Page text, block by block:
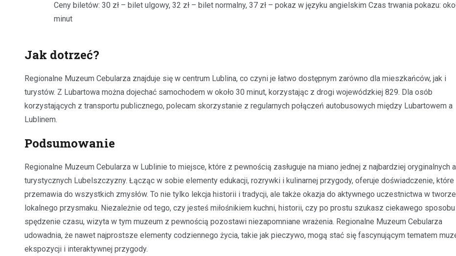
Ceny biletów: 30 zł – bilet ulgowy, 32 zł – bilet normalny, 37 zł – pokaz w języku angielskim Czas trwania pokazu:
minut
Jak dotrzeć?
Regionalne Muzeum Cebularza znajduje się w centrum Lublina, co czyni je łatwo dostępnym zarówno dla mieszkańców, jak i
turystów. Z Lubartowa można dojechać samochodem w około 30 minut, korzystając z drogi wojewódzkiej 829. Dla osób
korzystających z transportu publicznego, polecam skorzystanie z regularnych połączeń autobusowych między Lubartowem a
Lublinem.
Podsumowanie
Regionalne Muzeum Cebularza w Lublinie to miejsce, które z pewnością zasługuje na miano jednej z najbardziej oryginalnych
turystycznych Lubelszczyzny. Łącząc w sobie elementy edukacji, rozrywki i kulinarnej przygody, oferuje doświadczenie, które
przemawia do wszystkich zmysłów. To nie tylko lekcja historii i tradycji, ale także okazja do aktywnego uczestnictwa w
lokalnego przysmaku. Niezależnie od tego, czy jesteś miłośnikiem kuchni, historii, czy po prostu szukasz ciekawego sposobu
spędzenie czasu, wizyta w tym muzeum z pewnością pozostawi niezapomniane wrażenia. Regionalne Muzeum Cebularza
udowadnia, że nawet najprostsze elementy codziennego życia, takie jak pieczywo, mogą stać się fascynującym tematem
ekspozycji i interaktywnej przygody.